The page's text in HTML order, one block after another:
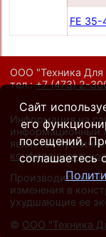
FE 35-
ООО "Техника Для
тел.:+7 (473) 2-
Информация на
информационный
является
Производители
изменения в
ухудшающие ее
© ООО "Техника
Сайт
его
посещений.
соглашаетесь